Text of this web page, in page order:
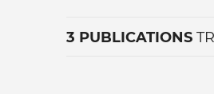
3 PUBLICATIONS